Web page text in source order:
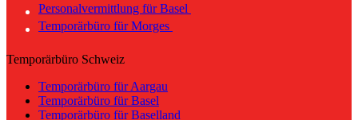
Personalvermittlung für Basel
Temporärbüro für Morges
Temporärbüro Schweiz
Temporärbüro für Aargau
Temporärbüro für Basel
Temporärbüro für Baselland